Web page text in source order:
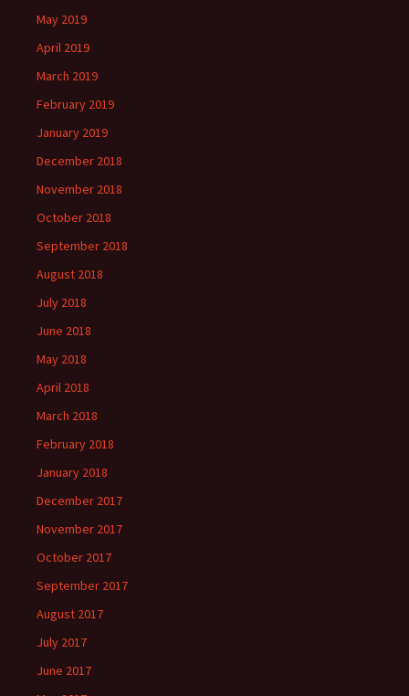
May 2019
April 2019
March 2019
February 2019
January 2019
December 2018
November 2018
October 2018
September 2018
August 2018
July 2018
June 2018
May 2018
April 2018
March 2018
February 2018
January 2018
December 2017
November 2017
October 2017
September 2017
August 2017
July 2017
June 2017